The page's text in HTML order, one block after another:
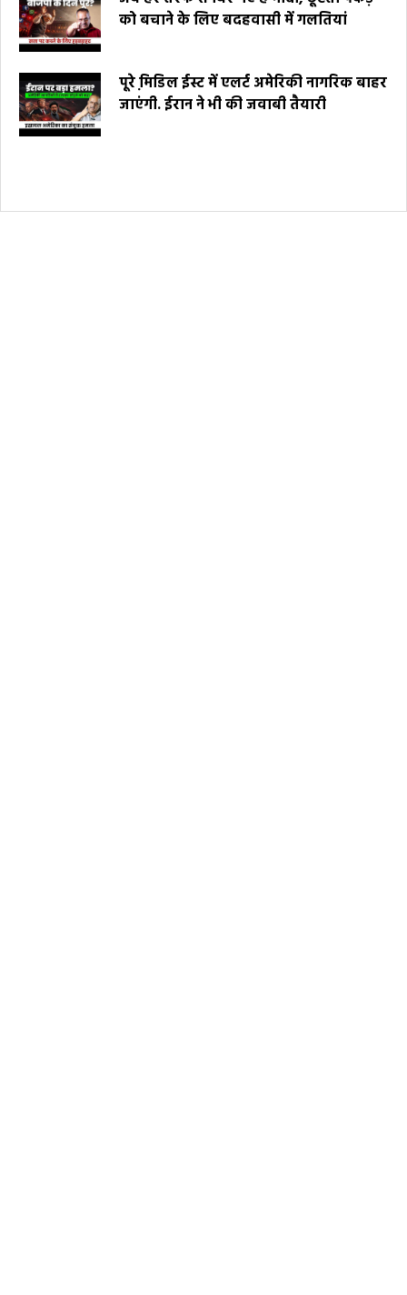
को बचाने के लिए बदहवासी में गलतियां
पूरे मि़डिल ईस्ट में एलर्ट अमेरिकी नागरिक बाहर
जाएंगी. ईरान ने भी की जवाबी तैयारी